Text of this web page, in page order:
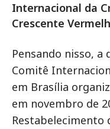
Internacional da
Crescente
Pensando nisso, a
Comitê
em Brasília
em novembro de
Restabelecimento